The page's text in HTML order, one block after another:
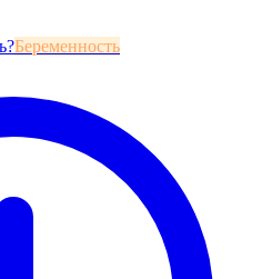
Беременность